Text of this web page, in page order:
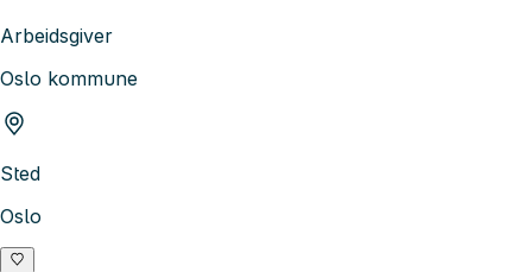
Arbeidsgiver
Oslo kommune
Sted
Oslo